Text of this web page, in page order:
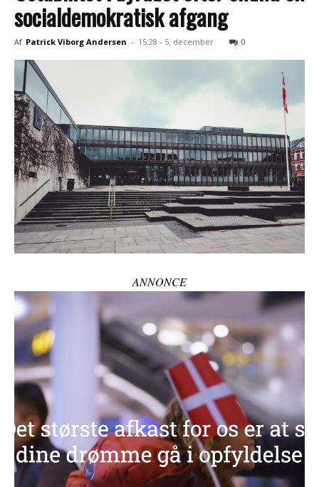
socialdemokratisk afgang
Af Patrick Viborg Andersen - 15:28 - 5. december 0
ANNONCE